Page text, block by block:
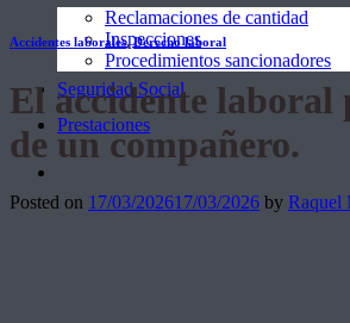
Reclamaciones de cantidad
Inspecciones
Procedimientos sancionadores
Seguridad Social
Prestaciones
Accidentes laborales,Derecho laboral
El accidente laboral
de un compañero.
Posted on 17/03/202617/03/2026 by Raquel